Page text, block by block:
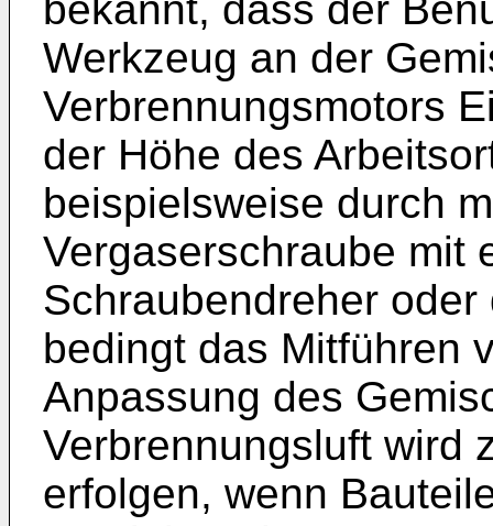
Werkzeug an der
Verbrennungsmotors
der Höhe des
beispielsweise durch
Vergaserschraube mit
Schraubendreher
bedingt das Mitführen
Anpassung des
Verbrennungsluft wird
erfolgen, wenn